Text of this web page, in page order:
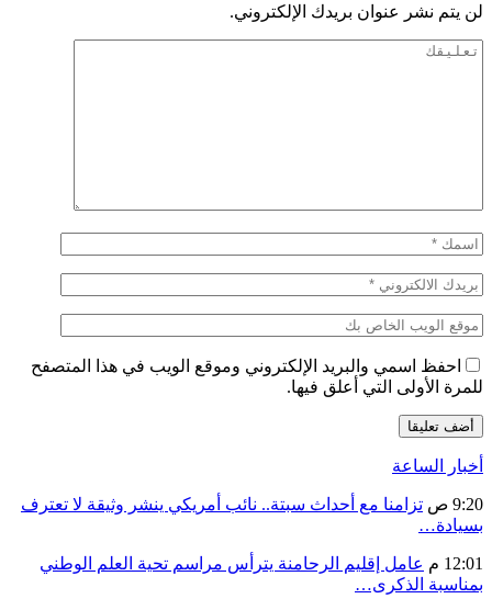
لن يتم نشر عنوان بريدك الإلكتروني.
احفظ اسمي والبريد الإلكتروني وموقع الويب في هذا المتصفح
للمرة الأولى التي أعلق فيها.
أخبار الساعة
9:20 ص
تزامنا مع أحداث سبتة.. نائب أمريكي ينشر وثيقة لا تعترف
بسيادة…
12:01 م
عامل إقليم الرحامنة يترأس مراسم تحية العلم الوطني
بمناسبة الذكرى…